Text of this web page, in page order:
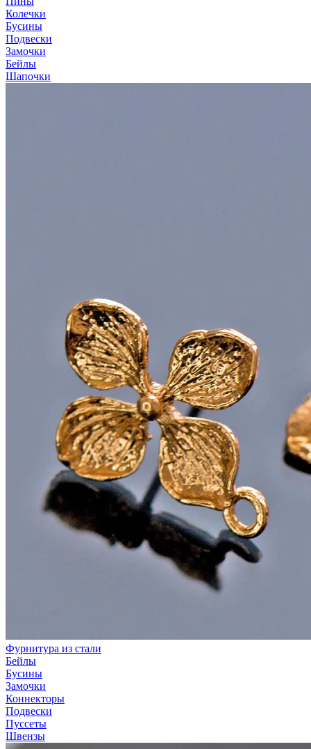
Колечки
Бусины
Подвески
Замочки
Бейлы
Шапочки
Фурнитура из стали
Бейлы
Бусины
Замочки
Коннекторы
Подвески
Пуссеты
Швензы